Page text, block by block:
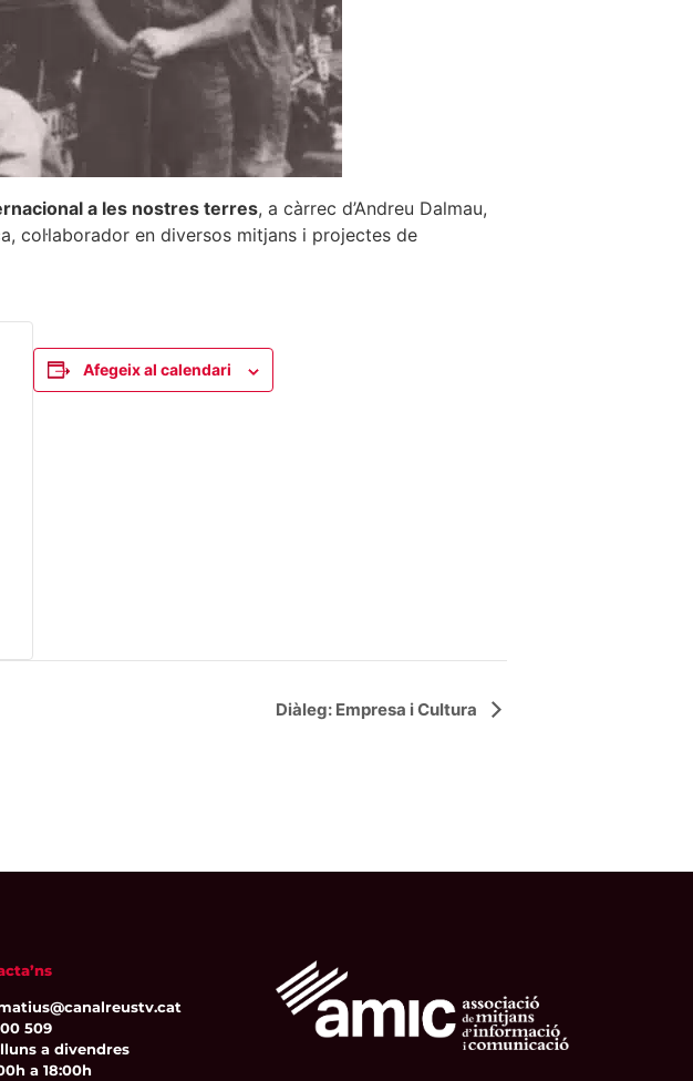
a les nostres terres, a càrrec d’Andreu Dalmau,
col·laborador en diversos mitjans i projectes de
Afegeix al calendari
Diàleg: Empresa i Cultura
509
a divendres
a 18:00h